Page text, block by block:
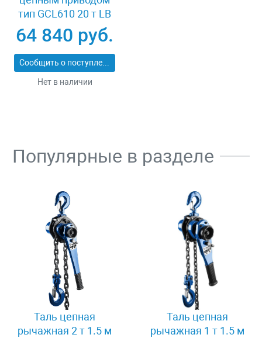
тип GCL610 20 т LB
XK41980
64 840 руб.
Сообщить о поступлении
Нет в наличии
Популярные в разделе
Таль цепная
рычажная 2 т 1.5 м
Таль цепная
рычажная 1 т 1.5 м